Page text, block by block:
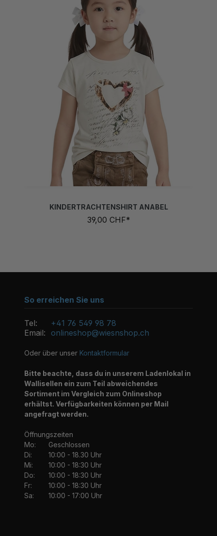
39,00 CHF*
So erreichen Sie uns
Tel:
+41 76 549 98 78
Email: onlineshop@wiesnshop.ch
Oder über unser Kontaktformular
Bitte beachte, dass du in unserem Ladenlokal in
Wallisellen ein zum Teil abweichendes
Sortiment im Vergleich zum Onlineshop
erhältst. Verfügbarkeiten können per Mail
angefragt werden.
Öffnungszeiten
Mo:
Geschlossen
Di:
10:00 - 18.30 Uhr
Mi:
10:00 - 18:30 Uhr
Do:
10:00 - 18:30 Uhr
Fr:
10:00 - 18:30 Uhr
Sa:
10:00 - 17:00 Uhr